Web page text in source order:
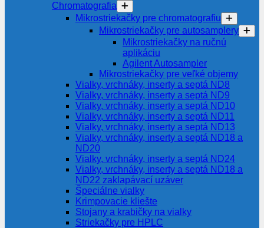
Chromatografia
Mikrostriekačky pre chromatografiu
Mikrostriekačky pre autosamplery
Mikrostriekačky na ručnú
aplikáciu
Agilent Autosampler
Mikrostriekačky pre veľké objemy
Vialky, vrchnáky, inserty a septá ND8
Vialky, vrchnáky, inserty a septá ND9
Vialky, vrchnáky, inserty a septá ND10
Vialky, vrchnáky, inserty a septá ND11
Vialky, vrchnáky, inserty a septá ND13
Vialky, vrchnáky, inserty a septá ND18 a
ND20
Vialky, vrchnáky, inserty a septá ND24
Vialky, vrchnáky, inserty a septá ND18 a
ND22 zaklapávací uzáver
Špeciálne vialky
Krimpovacie kliešte
Stojany a krabičky na vialky
Striekačky pre HPLC